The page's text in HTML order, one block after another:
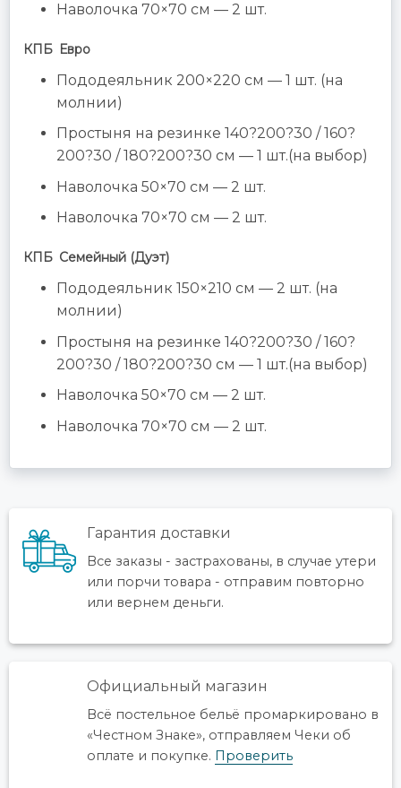
Наволочка 70×70 см — 2 шт.
КПБ Евро
Пододеяльник 200×220 см — 1 шт. (на
молнии)
Простыня на резинке 140?200?30 / 160?
200?30 / 180?200?30 см — 1 шт.(на выбор)
Наволочка 50×70 см — 2 шт.
Наволочка 70×70 см — 2 шт.
КПБ Семейный (Дуэт)
Пододеяльник 150×210 см — 2 шт. (на
молнии)
Простыня на резинке 140?200?30 / 160?
200?30 / 180?200?30 см — 1 шт.(на выбор)
Наволочка 50×70 см — 2 шт.
Наволочка 70×70 см — 2 шт.
Гарантия доставки
Все заказы - застрахованы, в случае утери
или порчи товара - отправим повторно
или вернем деньги.
Официальный магазин
Всё постельное бельё промаркировано в
«Честном Знаке», отправляем Чеки об
оплате и покупке. Проверить